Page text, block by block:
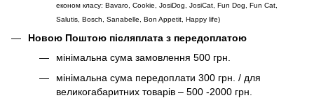
економ класу: Bavaro, Cookie, JosiDog, JosiCat, Fun Dog, Fun Cat,
Salutis, Bosch, Sanabelle, Bon Appetit, Happy life)
Новою Поштою післяплата з передоплатою
мінімальна сума замовлення 500 грн.
мінімальна сума передоплати 300 грн. / для
великогабаритних товарів – 500 -2000 грн.